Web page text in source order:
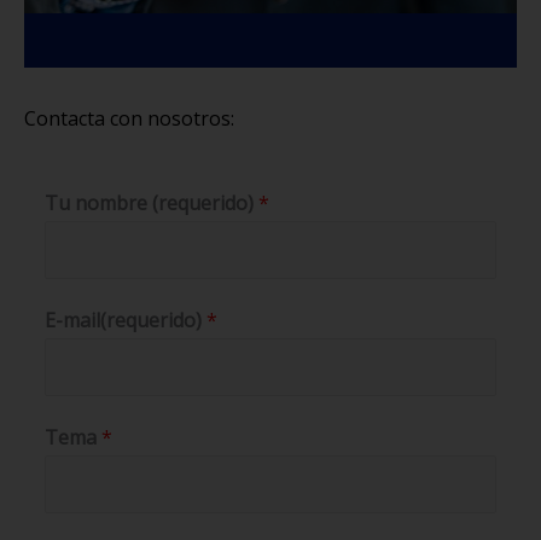
Contacta con nosotros:
Tu nombre (requerido) *
E-mail(requerido) *
Tema *